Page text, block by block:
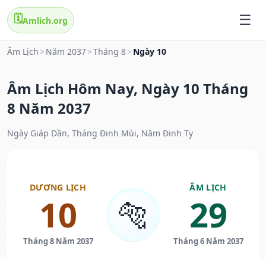
🗓️Amlich.org
Âm Lịch > Năm 2037>Tháng 8> Ngày 10
Âm Lịch Hôm Nay, Ngày 10 Tháng
8 Năm 2037
Ngày Giáp Dần, Tháng Đinh Mùi, Năm Đinh Tỵ
DƯƠNG LỊCH
10
Tháng 8 Năm 2037
🐅
ÂM LỊCH
29
Tháng 6 Năm 2037